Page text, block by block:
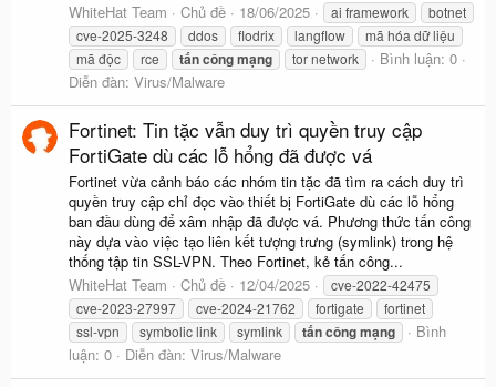
WhiteHat Team
Chủ đề 18/06/2025 ai framework
botnet
cve-2025-3248
ddos flodrix langflow
mã hóa dữ liệu
mã độc
rce tấncôngmạng tor network
Bình luận: 0
Diễn đàn: Virus/Malware
Fortinet: Tin tặc vẫn duy trì quyền truy cập
FortiGate dù các lỗ hổng đã được vá
Fortinet vừa cảnh báo các nhóm tin tặc đã tìm ra cách duy trì
quyền truy cập chỉ đọc vào thiết bị FortiGate dù các lỗ hổng
ban đầu dùng để xâm nhập đã được vá. Phương thức tấn công
này dựa vào việc tạo liên kết tượng trưng (symlink) trong hệ
thống tập tin SSL-VPN. Theo Fortinet, kẻ tấn công...
WhiteHat Team
Chủ đề 12/04/2025
cve-2022-42475
cve-2023-27997
cve-2024-21762 fortigate
fortinet
ssl-vpn
symbolic link symlink tấncôngmạng
Bình
luận: 0
Diễn đàn: Virus/Malware